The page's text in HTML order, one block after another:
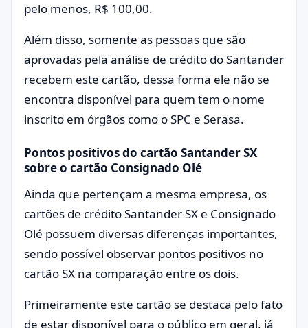
pelo menos, R$ 100,00.
Além disso, somente as pessoas que são
aprovadas pela análise de crédito do Santander
recebem este cartão, dessa forma ele não se
encontra disponível para quem tem o nome
inscrito em órgãos como o SPC e Serasa.
Pontos positivos do cartão Santander SX
sobre o cartão Consignado Olé
Ainda que pertençam a mesma empresa, os
cartões de crédito Santander SX e Consignado
Olé possuem diversas diferenças importantes,
sendo possível observar pontos positivos no
cartão SX na comparação entre os dois.
Primeiramente este cartão se destaca pelo fato
de estar disponível para o público em geral, já